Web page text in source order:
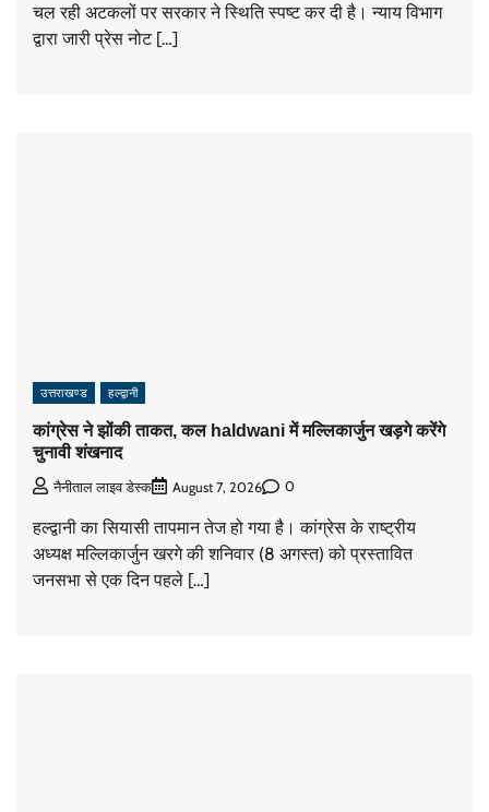
चल रही अटकलों पर सरकार ने स्थिति स्पष्ट कर दी है। न्याय विभाग
द्वारा जारी प्रेस नोट […]
उत्तराखण्ड हल्द्वानी
कांग्रेस ने झोंकी ताकत, कल haldwani में मल्लिकार्जुन खड़गे करेंगे
चुनावी शंखनाद
नैनीताल लाइव डेस्क August 7, 2026 0
हल्द्वानी का सियासी तापमान तेज हो गया है। कांग्रेस के राष्ट्रीय
अध्यक्ष मल्लिकार्जुन खरगे की शनिवार (8 अगस्त) को प्रस्तावित
जनसभा से एक दिन पहले […]